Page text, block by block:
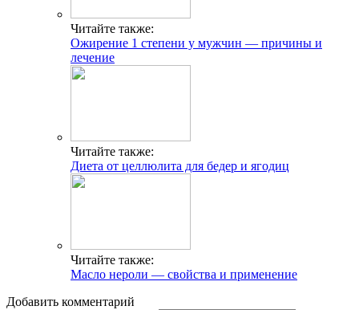
Читайте также:
Ожирение 1 степени у мужчин — причины и
лечение
Читайте также:
Диета от целлюлита для бедер и ягодиц
Читайте также:
Масло нероли — свойства и применение
Добавить комментарий